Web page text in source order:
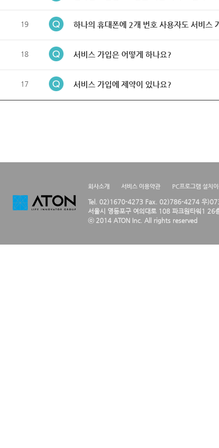
19 하나의 휴대폰에 2개 번호 사용자도 서비스
18 서비스 가입은 어떻게 하나요?
17 서비스 가입에 제약이 있나요?
회사소개 서비스 이용약관 PC프로그램 설치
Tel. 02)1670-4273 Fax. 02)786-4274 우
서울시 영등포구 여의대로 108 파크원타워1 26
ⓒ 2014 ATON Inc. All rights reserved